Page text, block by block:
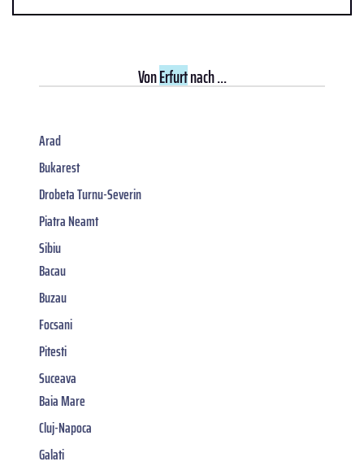
VonErfurtnach ...
Arad
Bukarest
Drobeta Turnu-Severin
Piatra Neamt
Sibiu
Bacau
Buzau
Focsani
Pitesti
Suceava
Baia Mare
Cluj-Napoca
Galati